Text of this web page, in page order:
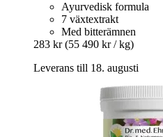
Ayurvedisk formula
7 växtextrakt
Med bitterämnen
283 kr (55 490 kr / kg)
Leverans till 18. augusti